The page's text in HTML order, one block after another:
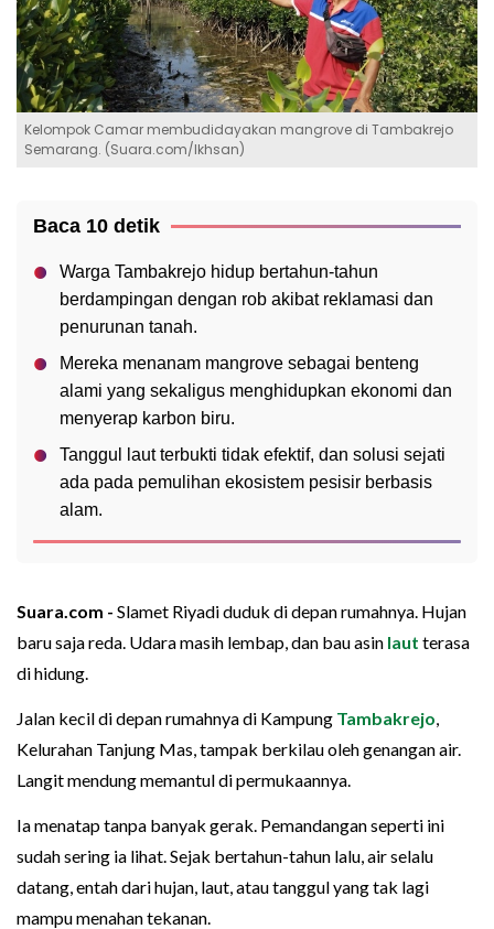
Kelompok Camar membudidayakan mangrove di Tambakrejo
Semarang. (Suara.com/Ikhsan)
Baca 10 detik
Warga Tambakrejo hidup bertahun-tahun
berdampingan dengan rob akibat reklamasi dan
penurunan tanah.
Mereka menanam mangrove sebagai benteng
alami yang sekaligus menghidupkan ekonomi dan
menyerap karbon biru.
Tanggul laut terbukti tidak efektif, dan solusi sejati
ada pada pemulihan ekosistem pesisir berbasis
alam.
Suara.com - Slamet Riyadi duduk di depan rumahnya. Hujan
baru saja reda. Udara masih lembap, dan bau asin laut terasa
di hidung.
Jalan kecil di depan rumahnya di Kampung Tambakrejo
Kelurahan Tanjung Mas, tampak berkilau oleh genangan air.
Langit mendung memantul di permukaannya.
Ia menatap tanpa banyak gerak. Pemandangan seperti ini
sudah sering ia lihat. Sejak bertahun-tahun lalu, air selalu
datang, entah dari hujan, laut, atau tanggul yang tak lagi
mampu menahan tekanan.